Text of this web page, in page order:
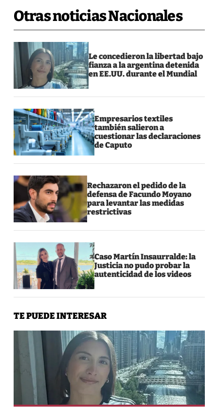
Otras noticias Nacionales
Le concedieron la libertad bajo
fianza a la argentina detenida
en EE.UU. durante el Mundial
Empresarios textiles
también salieron a
cuestionar las declaraciones
de Caputo
Rechazaron el pedido de la
defensa de Facundo Moyano
para levantar las medidas
restrictivas
Caso Martín Insaurralde: la
Justicia no pudo probar la
autenticidad de los videos
TE PUEDE INTERESAR